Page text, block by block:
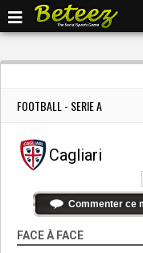
FOOTBALL - SERIE A
Cagliari
Commenter ce
FACE À FACE